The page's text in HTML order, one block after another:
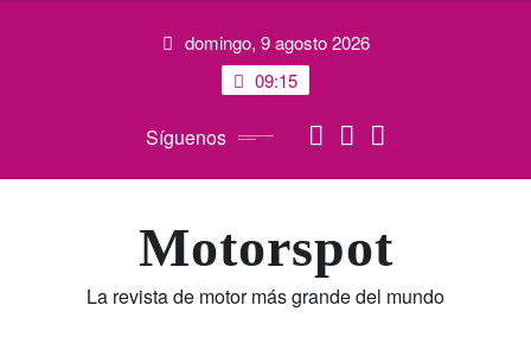
domingo, 9 agosto 2026
09:15
Síguenos
Motorspot
La revista de motor más grande del mundo